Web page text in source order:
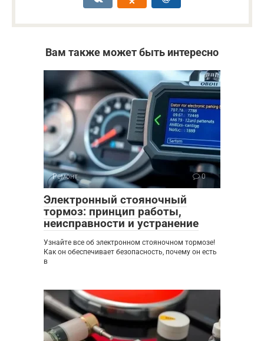
Вам также может быть интересно
Ремонт 0
Электронный стояночный
тормоз: принцип работы,
неисправности и устранение
Узнайте все об электронном стояночном тормозе!
Как он обеспечивает безопасность, почему он есть
в